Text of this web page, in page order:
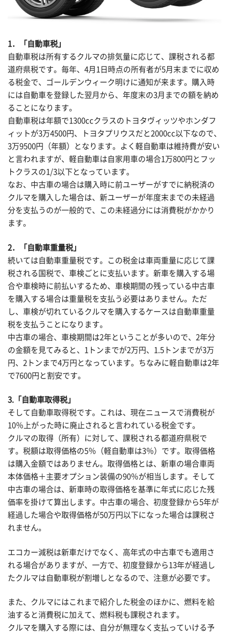
1．「自動車税」
自動車税は所有するクルマの排気量に応じて、課税される都
道府県税です。毎年、4月1日時点の所有者が5月末までに収め
る税金で、ゴールデンウィーク明けに通知が来ます。購入時
には自動車を登録した翌月から、年度末の3月までの額を納め
ることになります。
自動車税は年額で1300ccクラスのトヨタヴィッツやホンダフ
ィットが3万4500円、トヨタプリウスだと2000cc以下なので、
3万9500円（年額）となります。よく軽自動車は維持費が安い
と言われますが、軽自動車は自家用車の場合1万800円とフッ
トクラスの1/3以下となっています。
なお、中古車の場合は購入時に前ユーザーがすでに納税済の
クルマを購入した場合は、新ユーザーが年度末までの未経過
分を支払うのが一般的で、この未経過分には消費税がかかり
ます。
2．「自動車重量税」
続いては自動車重量税です。この税金は車両重量に応じて課
税される国税で、車検ごとに支払います。新車を購入する場
合や車検時に前払いするため、車検期間の残っている中古車
を購入する場合は重量税を支払う必要はありません。ただ
し、車検が切れているクルマを購入するケースは自動車重量
税を支払うことになります。
中古車の場合、車検期間は2年ということが多いので、2年分
の金額を見てみると、1トンまでが2万円、1.5トンまでが3万
円、2トンまで4万円となっています。ちなみに軽自動車は2年
で7600円と割安です。
3.「 自動車取得税」
そして自動車取得税です。これは、現在ニュースで消費税が
10％上がった時に廃止されると言われている税金です。
クルマの取得（所有）に対して、課税される都道府県税で
す。税額は取得価格の5％（軽自動車は3％）です。取得価格
は購入金額ではありません。取得価格とは、新車の場合車両
本体価格＋主要オプション装備の90％が相当します。そして
中古車の場合は、新車時の取得価格を基準に年式に応じた残
価率を掛けて算出します。中古車の場合、初度登録から5年が
経過した場合や取得価格が50万円以下になった場合は課税さ
れません。
エコカー減税は新車だけでなく、高年式の中古車でも適用さ
れる場合がありますが、一方で、初度登録から13年が経過し
たクルマは自動車税が割増しとなるので、注意が必要です。
また、クルマにはこれまで紹介した税金のほかに、燃料を給
油すると消費税に加えて、燃料税も課税されます。
クルマを購入する際には、自分が無理なく支払っていける予